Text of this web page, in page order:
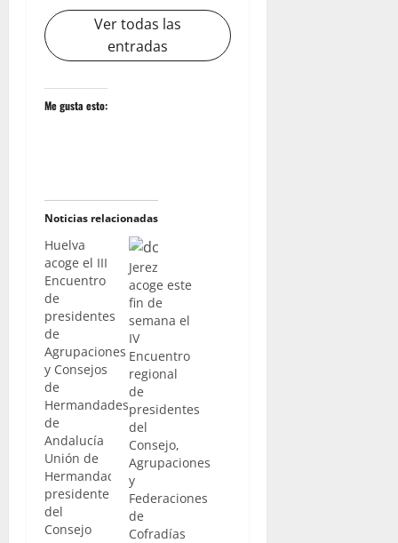
Ver todas las
entradas
Me gusta esto:
Noticias relacionadas
Huelva
acoge el III
Encuentro
de
presidentes
de
Agrupaciones
y Consejos
de
Hermandades
de
Andalucía
Unión de
Hermandades.- El
presidente
del
Consejo
Jerez
acoge este
fin de
semana el
IV
Encuentro
regional
de
presidentes
del
Consejo,
Agrupaciones
y
Federaciones
de
Cofradías